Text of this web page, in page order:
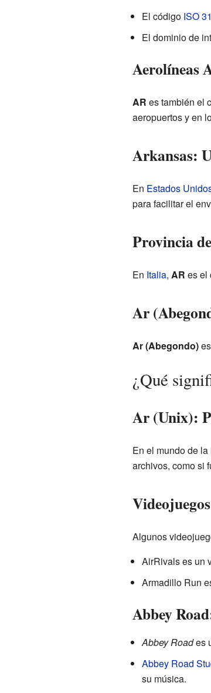
El código ISO
El dominio de
Aerolíneas
AR es también el
aeropuertos y en
Arkansas:
En Estados
para facilitar el
Provincia
En Italia, AR es el
Ar
Ar (Abegondo)es
¿Qué
Ar (Unix):
En el mundo de la
archivos, como si
Algunos
AirRivals es un
Armadillo Run
Abbey
Abbey Roades
Abbey Road
su música.